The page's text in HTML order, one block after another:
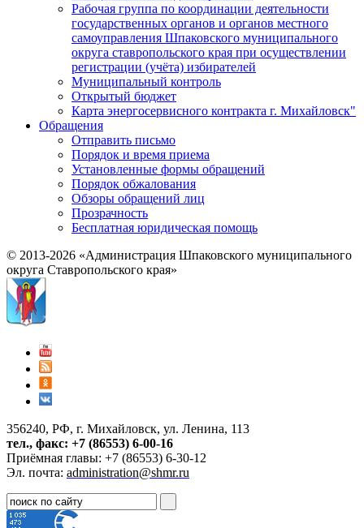
Рабочая группа по координации деятельности
государственных органов и органов местного
самоуправления Шпаковского муниципального
округа ставропольского края при осуществлении
регистрации (учёта) избирателей
Муниципальный контроль
Открытый бюджет
Карта энергосервисного контракта г. Михайловск"
Обращения
Отправить письмо
Порядок и время приема
Установленные формы обращений
Порядок обжалования
Обзоры обращений лиц
Прозрачность
Бесплатная юридическая помощь
© 2013-2026 «Администрация Шпаковского муниципального
округа Ставропольского края»
356240, РФ, г. Михайловск, ул. Ленина, 113
тел., факс: +7 (86553) 6-00-16
Приёмная главы: +7 (86553) 6-30-12
Эл. почта: administration@shmr.ru